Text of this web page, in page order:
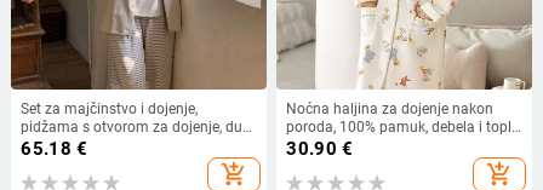
Set za majčinstvo i dojenje,
pidžama s otvorom za dojenje, dugi
rukavi, hlače, quiltani Derong
65.18 €
add_shopping_cart
Noćna haljina za dojenje nakon
poroda, 100% pamuk, debela i topla
za jesen i zimu, dugi rukavi
30.90 €
add_shopping_cart